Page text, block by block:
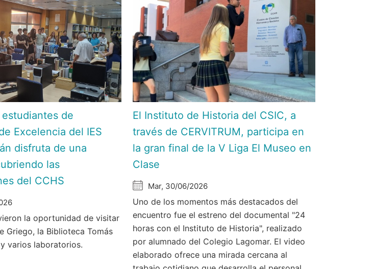
de
Excelencia del IES
disfruta de una
las
del CCHS
la oportunidad de visitar
Griego, la Biblioteca Tomás
varios laboratorios.
El Instituto de Historia del CSIC, a
través de CERVITRUM, participa en
la gran final de la V Liga El Museo en
Clase
Mar, 30/06/2026
Uno de los momentos más destacados del
encuentro fue el estreno del documental "24
horas con el Instituto de Historia", realizado
por alumnado del Colegio Lagomar. El video
elaborado ofrece una mirada cercana al